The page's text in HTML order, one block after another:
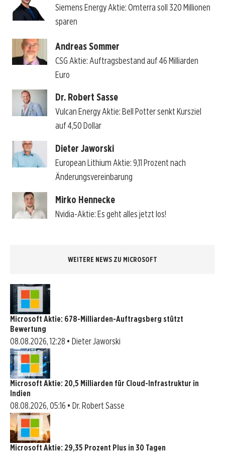
Siemens Energy Aktie: Omterra soll 320 Millionen
sparen
Andreas Sommer
CSG Aktie: Auftragsbestand auf 46 Milliarden
Euro
Dr. Robert Sasse
Vulcan Energy Aktie: Bell Potter senkt Kursziel
auf 4,50 Dollar
Dieter Jaworski
European Lithium Aktie: 9,11 Prozent nach
Änderungsvereinbarung
Mirko Hennecke
Nvidia-Aktie: Es geht alles jetzt los!
WEITERE NEWS ZU MICROSOFT
Microsoft Aktie: 678-Milliarden-Auftragsberg stützt
Bewertung
08.08.2026, 12:28 • Dieter Jaworski
Microsoft Aktie: 20,5 Milliarden für Cloud-Infrastruktur in
Indien
08.08.2026, 05:16 • Dr. Robert Sasse
Microsoft Aktie: 29,35 Prozent Plus in 30 Tagen